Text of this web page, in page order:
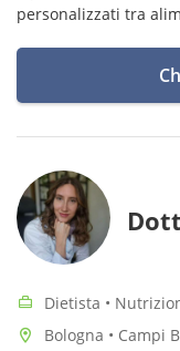
personalizzati tra
Dietista •
Bologna • Campi